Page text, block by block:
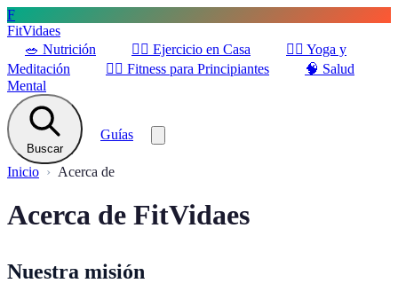
F
FitVidaes
🥗 Nutrición 🏋️‍♀️ Ejercicio en Casa 🧘‍♀️ Yoga y
Meditación
🚶‍♂️ Fitness para Principiantes 🧠 Salud
Mental
Buscar
Guías
Inicio Acerca de
Acerca de FitVidaes
Nuestra misión